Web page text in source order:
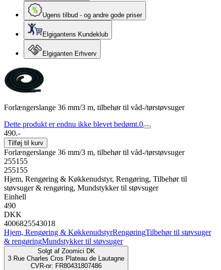
Ugens tilbud - og andre gode priser
Elgigantens Kundeklub
Elgiganten Erhverv
Forlængerslange 36 mm/3 m, tilbehør til våd-/tørstøvsuger
Dette produkt er endnu ikke blevet bedømt.0
490.-
Tilføj til kurv
Forlængerslange 36 mm/3 m, tilbehør til våd-/tørstøvsuger
255155
255155
Hjem, Rengøring & Køkkenudstyr, Rengøring, Tilbehør til
støvsuger & rengøring, Mundstykker til støvsuger
Einhell
490
DKK
4006825543018
Hjem, Rengøring & KøkkenudstyrRengøringTilbehør til støvsuger
& rengøringMundstykker til støvsuger
Solgt af Zoomici DK
3 Rue Charles Cros Plateau de Lautagne
CVR-nr: FR80431807486